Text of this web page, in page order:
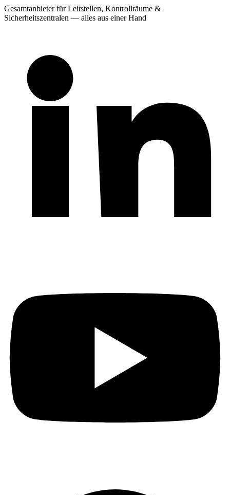
Gesamtanbieter für Leitstellen, Kontrollräume &
Sicherheitszentralen — alles aus einer Hand